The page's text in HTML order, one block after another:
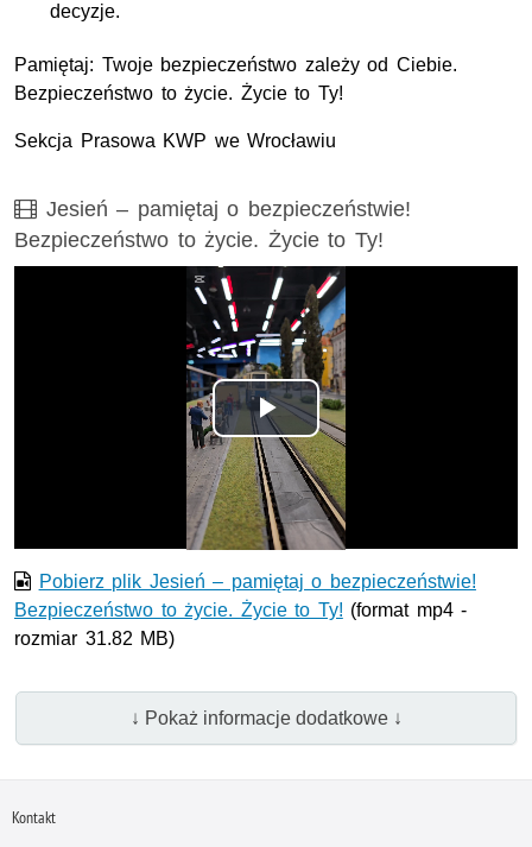
decyzje.
Pamiętaj: Twoje bezpieczeństwo zależy od Ciebie.
Bezpieczeństwo to życie. Życie to Ty!
Sekcja Prasowa KWP we Wrocławiu
Film
Jesień – pamiętaj o bezpieczeństwie!
Bezpieczeństwo to życie. Życie to Ty!
Opis filmu: opis filmu w załączniku
Odtwórz
wideo
Pobierz plik Jesień – pamiętaj o bezpieczeństwie!
Bezpieczeństwo to życie. Życie to Ty! (format mp4 -
rozmiar 31.82 MB)
↓ Pokaż informacje dodatkowe ↓
Kontakt